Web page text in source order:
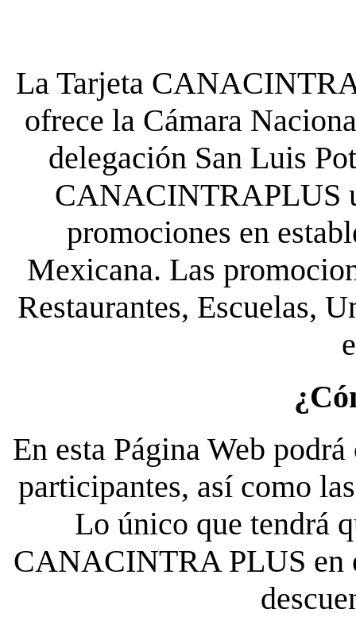
La Tarjeta
ofrece la Cámara
delegación San Luis
CANACINTRAPLUS
promociones en
Mexicana. Las
Restaurantes, Escuelas,
En esta Página Web
participantes, así como
Lo único que tendrá
CANACINTRA PLUS en